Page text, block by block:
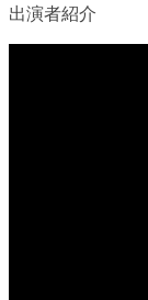
出演者紹介